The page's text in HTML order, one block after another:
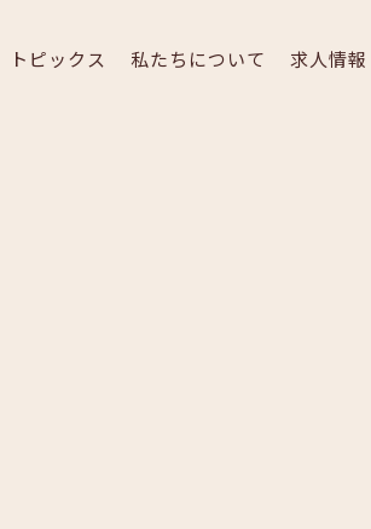
トピックス 私たちについて 求人情報